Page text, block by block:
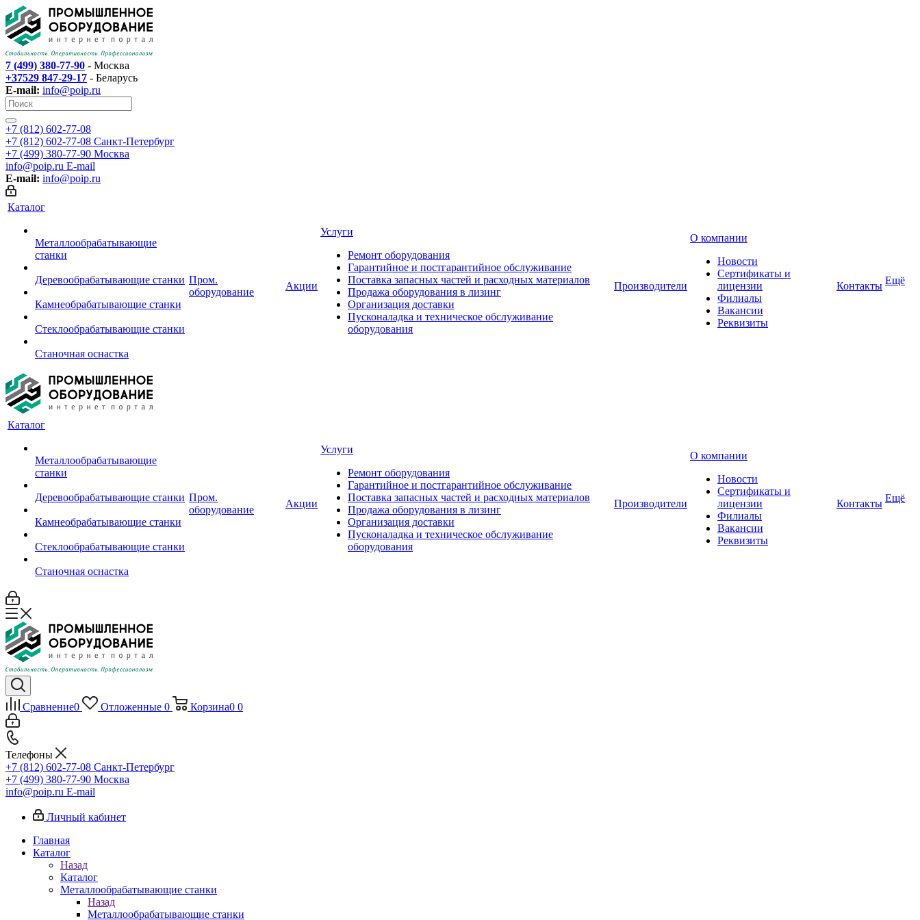
7 (499) 380-77-90 - Москва
+37529 847-29-17 - Беларусь
E-mail: info@poip.ru
+7 (812) 602-77-08
+7 (812) 602-77-08 Санкт-Петербург
+7 (499) 380-77-90 Москва
info@poip.ru E-mail
E-mail: info@poip.ru
Каталог
Металлообрабатывающие
станки
Деревообрабатывающие станки
Камнеобрабатывающие станки
Стеклообрабатывающие станки
Станочная оснастка
Пром.
оборудование
Акции
Услуги
Ремонт оборудования
Гарантийное и постгарантийное обслуживание
Поставка запасных частей и расходных материалов
Продажа оборудования в лизинг
Организация доставки
Пусконаладка и техническое обслуживание
оборудования
Производители
О компании
Новости
Сертификаты и
лицензии
Филиалы
Вакансии
Реквизиты
Контакты Ещё
Каталог
Металлообрабатывающие
станки
Деревообрабатывающие станки
Камнеобрабатывающие станки
Стеклообрабатывающие станки
Станочная оснастка
Пром.
оборудование
Акции
Услуги
Ремонт оборудования
Гарантийное и постгарантийное обслуживание
Поставка запасных частей и расходных материалов
Продажа оборудования в лизинг
Организация доставки
Пусконаладка и техническое обслуживание
оборудования
Производители
О компании
Новости
Сертификаты и
лицензии
Филиалы
Вакансии
Реквизиты
Контакты Ещё
Сравнение0 Отложенные 0 Корзина0 0
Телефоны
+7 (812) 602-77-08 Санкт-Петербург
+7 (499) 380-77-90 Москва
info@poip.ru E-mail
Личный кабинет
Главная
Каталог
Назад
Каталог
Металлообрабатывающие станки
Назад
Металлообрабатывающие станки